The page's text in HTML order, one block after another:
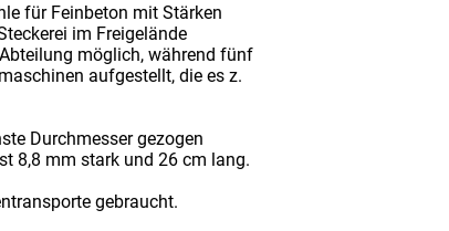
für Feinbeton mit Stärken
im Freigelände
möglich, während fünf
aufgestellt, die es z.
Durchmesser gezogen
8,8 mm stark und 26 cm lang.
gebraucht.